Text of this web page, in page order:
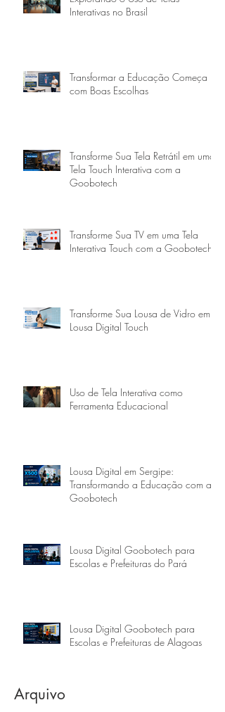
Interativas no Brasil
Transformar a Educação Começa
com Boas Escolhas
Transforme Sua Tela Retrátil em uma
Tela Touch Interativa com a
Goobotech
Transforme Sua TV em uma Tela
Interativa Touch com a Goobotech
Transforme Sua Lousa de Vidro em
Lousa Digital Touch
Uso de Tela Interativa como
Ferramenta Educacional
Lousa Digital em Sergipe:
Transformando a Educação com a
Goobotech
Lousa Digital Goobotech para
Escolas e Prefeituras do Pará
Lousa Digital Goobotech para
Escolas e Prefeituras de Alagoas
Arquivo